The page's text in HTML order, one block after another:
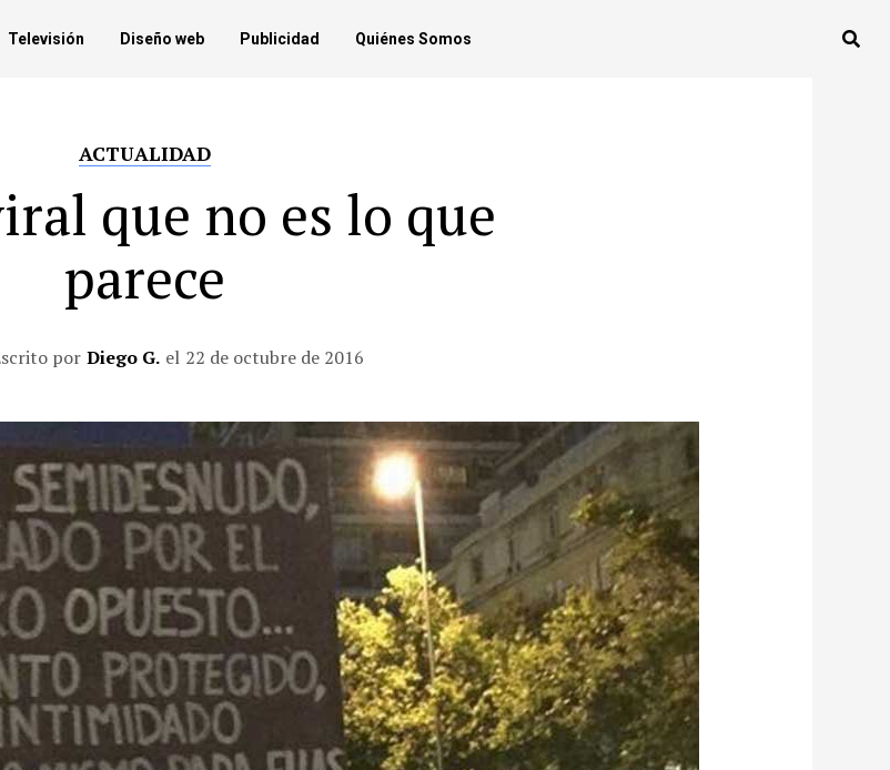
Televisión Diseño web Publicidad Quiénes Somos
ACTUALIDAD
que no es lo que
parece
por Diego G. el 22 de octubre de 2016